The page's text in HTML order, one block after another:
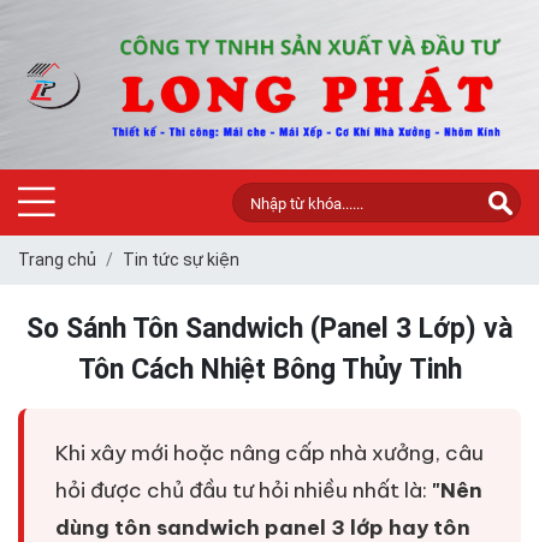
Trang chủ Tin tức sự kiện
So Sánh Tôn Sandwich (Panel 3 Lớp) và
Tôn Cách Nhiệt Bông Thủy Tinh
Khi xây mới hoặc nâng cấp nhà xưởng, câu
hỏi được chủ đầu tư hỏi nhiều nhất là: "Nên
dùng tôn sandwich panel 3 lớp hay tôn